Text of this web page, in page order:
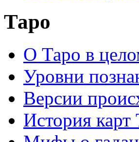
Таро
О Таро в
Уровни
Версии
История карт